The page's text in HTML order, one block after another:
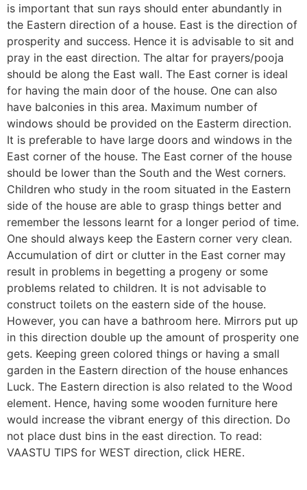
is important that sun rays should enter abundantly in
the Eastern direction of a house. East is the direction of
prosperity and success. Hence it is advisable to sit and
pray in the east direction. The altar for prayers/pooja
should be along the East wall. The East corner is ideal
for having the main door of the house. One can also
have balconies in this area. Maximum number of
windows should be provided on the Easterm direction.
It is preferable to have large doors and windows in the
East corner of the house. The East corner of the house
should be lower than the South and the West corners.
Children who study in the room situated in the Eastern
side of the house are able to grasp things better and
remember the lessons learnt for a longer period of time.
One should always keep the Eastern corner very clean.
Accumulation of dirt or clutter in the East corner may
result in problems in begetting a progeny or some
problems related to children. It is not advisable to
construct toilets on the eastern side of the house.
However, you can have a bathroom here. Mirrors put up
in this direction double up the amount of prosperity one
gets. Keeping green colored things or having a small
garden in the Eastern direction of the house enhances
Luck. The Eastern direction is also related to the Wood
element. Hence, having some wooden furniture here
would increase the vibrant energy of this direction. Do
not place dust bins in the east direction. To read:
VAASTU TIPS for WEST direction, click HERE.